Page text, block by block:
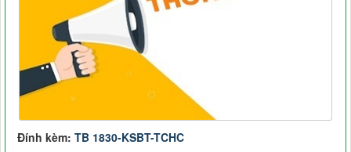
Đính kèm: TB 1830-KSBT-TCHC